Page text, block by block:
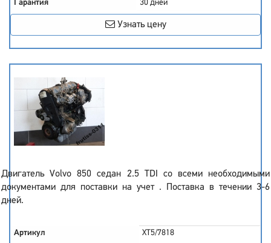
Гарантия 30 дней
Узнать цену
Двигатель Volvo 850 седан 2.5 TDI со всеми необходимыми
документами для поставки на учет . Поставка в течении 3-6
дней.
Артикул
XT5/7818